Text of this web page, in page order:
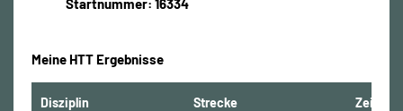
Startnummer: 16334
Meine HTT Ergebnisse
Disziplin Strecke Zeit